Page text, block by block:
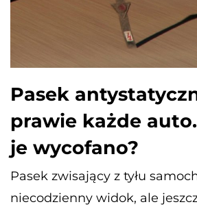
Pasek
prawie każde
je wycofano?
Pasek zwisający z tyłu
niecodzienny widok, ale